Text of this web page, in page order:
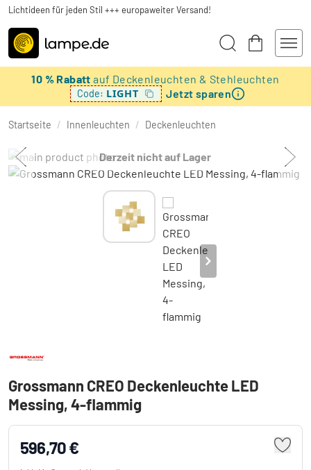
Lichtideen für jeden Stil +++ europaweiter Versand!
10 % Rabattauf Deckenleuchten & Stehleuchten
Code: LIGHT Jetzt sparen
Startseite / Innenleuchten / Deckenleuchten
Derzeit nicht auf Lager
Grossmann CREO Deckenleuchte LED
Messing, 4-flammig
596,70 €